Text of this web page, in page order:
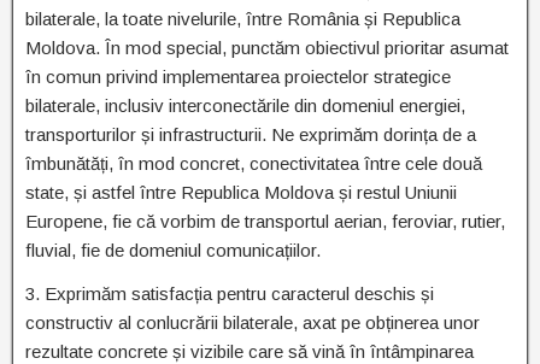
bilaterale, la toate nivelurile, între România și Republica
Moldova. În mod special, punctăm obiectivul prioritar asumat
în comun privind implementarea proiectelor strategice
bilaterale, inclusiv interconectările din domeniul energiei,
transporturilor și infrastructurii. Ne exprimăm dorința de a
îmbunătăți, în mod concret, conectivitatea între cele două
state, și astfel între Republica Moldova și restul Uniunii
Europene, fie că vorbim de transportul aerian, feroviar, rutier,
fluvial, fie de domeniul comunicațiilor.
3. Exprimăm satisfacția pentru caracterul deschis și
constructiv al conlucrării bilaterale, axat pe obținerea unor
rezultate concrete și vizibile care să vină în întâmpinarea